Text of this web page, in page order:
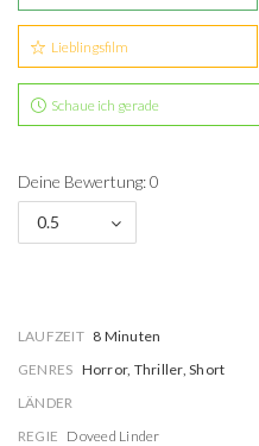
Lieblingsfilm
Schaue ich gerade
Deine Bewertung: 0
0.5
LAUFZEIT 8 Minuten
GENRES Horror, Thriller, Short
LÄNDER
REGIE Doveed Linder